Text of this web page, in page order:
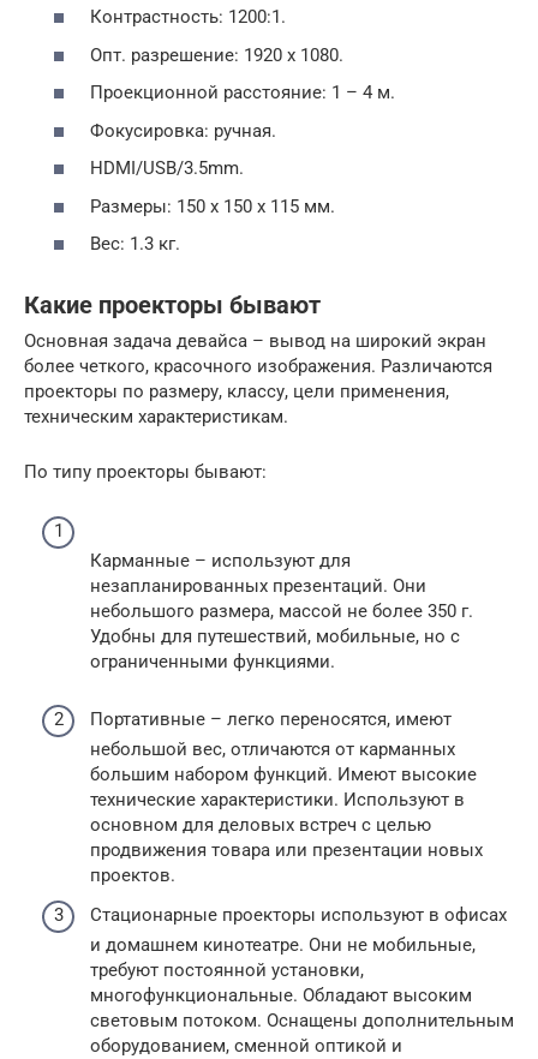
Контрастность: 1200:1.
Опт. разрешение: 1920 х 1080.
Проекционной расстояние: 1 – 4 м.
Фокусировка: ручная.
HDMI/USB/3.5mm.
Размеры: 150 х 150 х 115 мм.
Вес: 1.3 кг.
Какие проекторы бывают
Основная задача девайса – вывод на широкий экран
более четкого, красочного изображения. Различаются
проекторы по размеру, классу, цели применения,
техническим характеристикам.
По типу проекторы бывают:
Карманные – используют для
незапланированных презентаций. Они
небольшого размера, массой не более 350 г.
Удобны для путешествий, мобильные, но с
ограниченными функциями.
Портативные – легко переносятся, имеют
небольшой вес, отличаются от карманных
большим набором функций. Имеют высокие
технические характеристики. Используют в
основном для деловых встреч с целью
продвижения товара или презентации новых
проектов.
Стационарные проекторы используют в офисах
и домашнем кинотеатре. Они не мобильные,
требуют постоянной установки,
многофункциональные. Обладают высоким
световым потоком. Оснащены дополнительным
оборудованием, сменной оптикой и